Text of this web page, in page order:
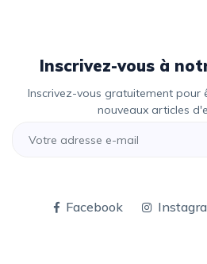
Inscrivez-vous à
Inscrivez-vous gratuitement pour être tenus informés des
nouveaux articles
Facebook